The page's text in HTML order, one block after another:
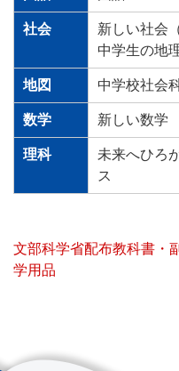
社会
新しい社会
中学生の地
地図 中学校社会
数学 新しい数学
理科
未来へひろ
ス
文部科学省配布教科書・
学用品